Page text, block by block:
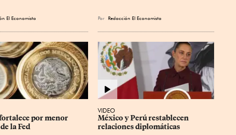
El Economista Por Redacción El Economista
por menor
la Fed
VIDEO
México y Perú restablecen
relaciones diplomáticas